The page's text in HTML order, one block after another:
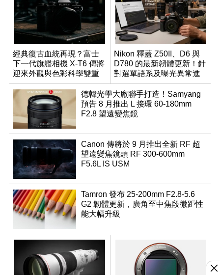
經典復古血統再現？富士
下一代旗艦相機 X-T6 傳將
迎來外觀與色彩科學雙重
優化
Nikon 釋蓋 Z50II、D6 與
D780 的最新韌體更新！針
對選單語系及曝光異常進
行修復
德韓光學大廠聯手打造！Samyang
預告 8 月推出 L 接環 60-180mm
F2.8 望遠變焦鏡
Canon 傳將於 9 月推出全新 RF 超
望遠變焦鏡頭 RF 300-600mm
F5.6L IS USM
Tamron 發布 25-200mm F2.8-5.6
G2 韌體更新，廣角至中焦段微距性
能大幅升級